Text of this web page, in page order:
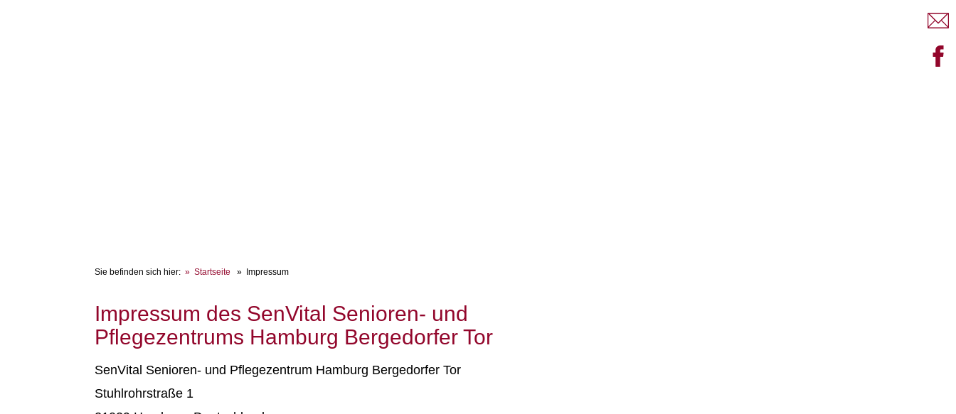
Sie befinden sich hier: Startseite Impressum
Impressum des SenVital Senioren- und
Pflegezentrums Hamburg Bergedorfer Tor
SenVital Senioren- und Pflegezentrum Hamburg Bergedorfer Tor
Stuhlrohrstraße 1